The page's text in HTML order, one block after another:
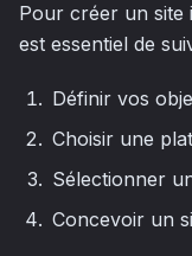
Pour créer un site
est essentiel de
Définir vos
Choisir une
Sélectionner
Concevoir un